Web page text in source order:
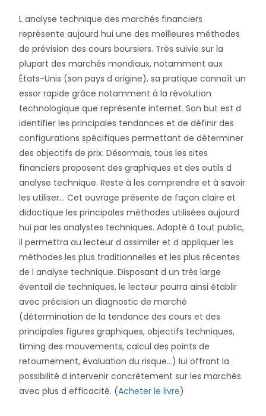
L analyse technique des marchés financiers
représente aujourd hui une des meilleures méthodes
de prévision des cours boursiers. Très suivie sur la
plupart des marchés mondiaux, notamment aux
États-Unis (son pays d origine), sa pratique connaît un
essor rapide grâce notamment à la révolution
technologique que représente internet. Son but est d
identifier les principales tendances et de définir des
configurations spécifiques permettant de déterminer
des objectifs de prix. Désormais, tous les sites
financiers proposent des graphiques et des outils d
analyse technique. Reste à les comprendre et à savoir
les utiliser… Cet ouvrage présente de façon claire et
didactique les principales méthodes utilisées aujourd
hui par les analystes techniques. Adapté à tout public,
il permettra au lecteur d assimiler et d appliquer les
méthodes les plus traditionnelles et les plus récentes
de l analyse technique. Disposant d un très large
éventail de techniques, le lecteur pourra ainsi établir
avec précision un diagnostic de marché
(détermination de la tendance des cours et des
principales figures graphiques, objectifs techniques,
timing des mouvements, calcul des points de
retournement, évaluation du risque…) lui offrant la
possibilité d intervenir concrètement sur les marchés
avec plus d efficacité. (Acheter le livre)